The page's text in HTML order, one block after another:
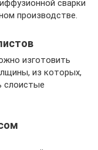
сварки
производстве.
изготовить
из которых,
слоистые